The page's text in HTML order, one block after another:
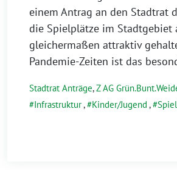
einem Antrag an den Stadtrat
die Spielplätze im Stadtgebiet
gleichermaßen attraktiv
Pandemie-Zeiten ist das
Stadtrat Anträge,Z AG
Infrastruktur, Kinder/Jugend ,